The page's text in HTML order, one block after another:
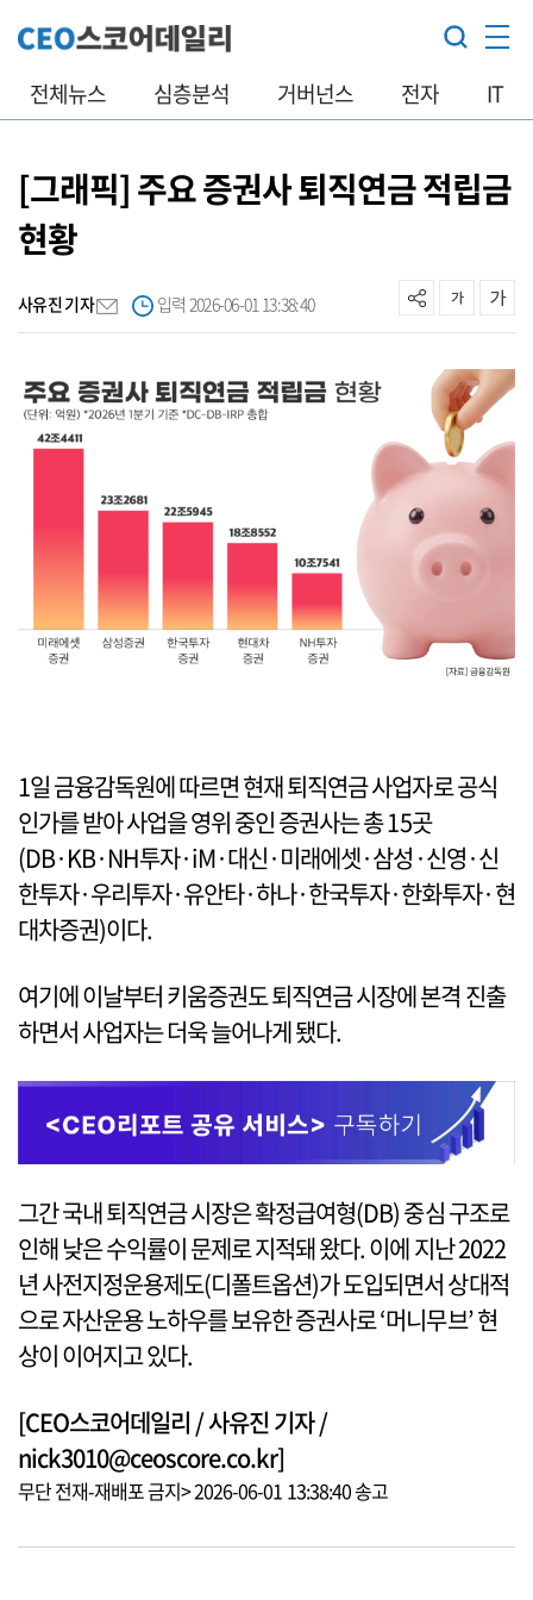
전체뉴스 심층분석 거버넌스 전자 IT
[그래픽] 주요 증권사 퇴직연금 적립금
현황
사유진 기자 입력 2026-06-01 13:38:40
1일 금융감독원에 따르면 현재 퇴직연금 사업자로 공식
인가를 받아 사업을 영위 중인 증권사는 총 15곳
(DB·KB·NH투자·iM·대신·미래에셋·삼성·신영·신
한투자·우리투자·유안타·하나·한국투자·한화투자·현
대차증권)이다.
여기에 이날부터 키움증권도 퇴직연금 시장에 본격 진출
하면서 사업자는 더욱 늘어나게 됐다.
그간 국내 퇴직연금 시장은 확정급여형(DB) 중심 구조로
인해 낮은 수익률이 문제로 지적돼 왔다. 이에 지난 2022
년 사전지정운용제도(디폴트옵션)가 도입되면서 상대적
으로 자산운용 노하우를 보유한 증권사로 ‘머니무브’ 현
상이 이어지고 있다.
[CEO스코어데일리 / 사유진 기자 /
nick3010@ceoscore.co.kr]
무단 전재-재배포 금지> 2026-06-01 13:38:40 송고